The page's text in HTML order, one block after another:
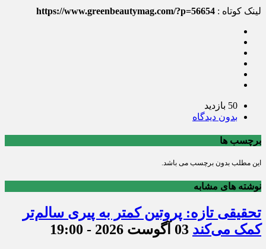
لینک کوتاه : https://www.greenbeautymag.com/?p=56654
50 بازدید
بدون دیدگاه
برچسب ها
این مطلب بدون برچسب می باشد.
نوشته های مشابه
تحقیقی تازه: پروتین کمتر به پیری سالم‌تر
کمک می‌کند 03 آگوست 2026 - 19:00